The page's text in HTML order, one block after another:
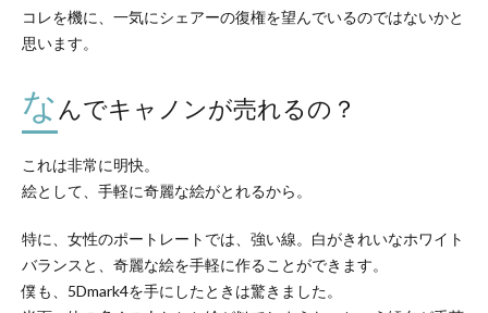
コレを機に、一気にシェアーの復権を望んでいるのではないかと
思います。
なんでキャノンが売れるの？
これは非常に明快。
絵として、手軽に奇麗な絵がとれるから。
特に、女性のポートレートでは、強い線。白がきれいなホワイト
バランスと、奇麗な絵を手軽に作ることができます。
僕も、5Dmark4を手にしたときは驚きました。